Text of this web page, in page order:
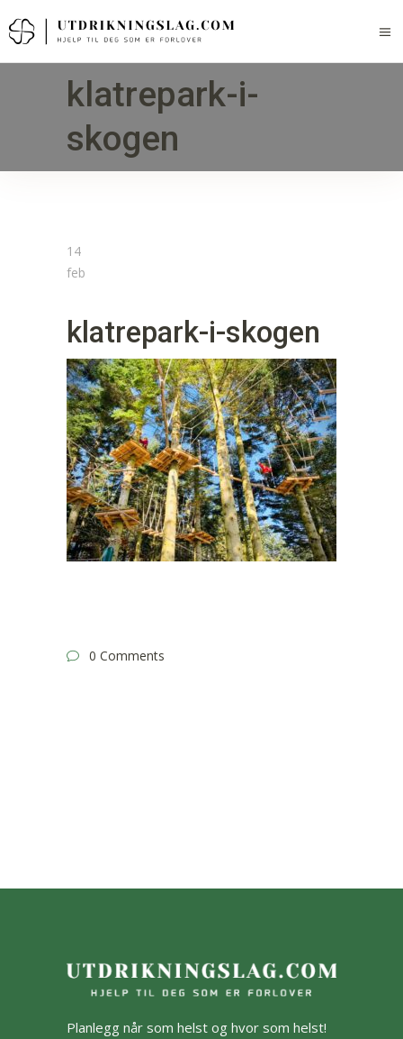
klatrepark-i-
skogen
14
feb
klatrepark-i-skogen
0 Comments
Planlegg når som helst og hvor som helst!